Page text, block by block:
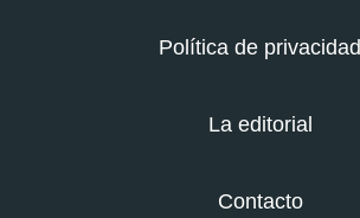
Política de privacidad
La editorial
Contacto